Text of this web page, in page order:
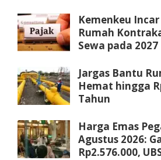
Kemenkeu
Rumah
Sewa pada 2027
Jargas Bantu
Hemat hingga
Tahun
Harga Emas
Agustus 2026:
Rp2.576.000,